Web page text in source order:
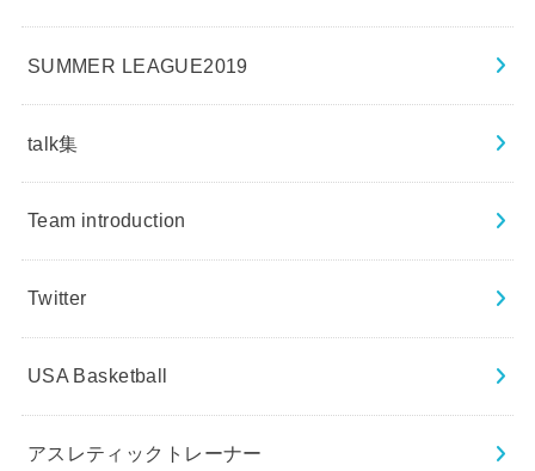
SUMMER LEAGUE2019
talk集
Team introduction
Twitter
USA Basketball
アスレティックトレーナー